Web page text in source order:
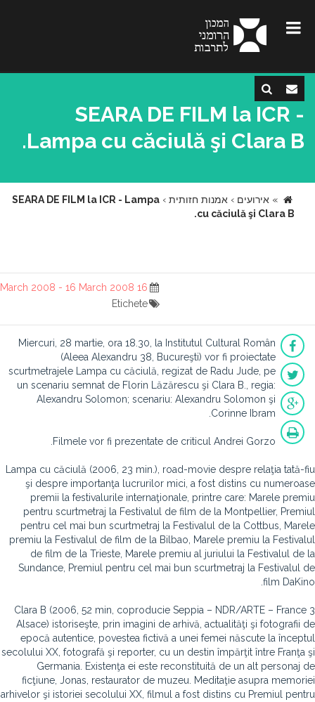
SEARA DE FILM la ICR -
Lampa cu căciulă şi Clara B.
» אירועים › אמנות חזותית ›
SEARA DE FILM la ICR - Lampa
cu căciulă şi Clara B.
16 March 2008 - 16 March 2008
Etichete
Miercuri, 28 martie, ora 18.30, la Institutul Cultural Român
(Aleea Alexandru 38, Bucureşti) vor fi proiectate
scurtmetrajele Lampa cu căciulă, regizat de Radu Jude, pe
un scenariu semnat de Florin Lăzărescu şi Clara B., regia:
Alexandru Solomon; scenariu: Alexandru Solomon şi
Corinne Ibram.
Filmele vor fi prezentate de criticul Andrei Gorzo.
Lampa cu căciulă (2006, 23 min.), road-movie despre relaţia tată-fiu
şi despre importanţa lucrurilor mici, a fost distins cu numeroase
premii la festivalurile internaţionale, printre care: Marele premiu
pentru scurtmetraj la Festivalul de film de la Montpellier, Premiul
pentru cel mai bun scurtmetraj la Festivalul de la Cottbus, Marele
premiu la Festivalul de film de la Bilbao, Marele premiu la Festivalul
de film de la Trieste, Marele premiu al juriului la Festivalul de la
Sundance, Premiul pentru cel mai bun scurtmetraj la Festivalul de
film DaKino.
Clara B (2006, 52 min, coproducie Seppia – NDR/ARTE – France 3
Alsace) istoriseşte, prin imagini de arhivă, actualităţi şi fotografii de
epocă autentice, povestea fictivă a unei femei născute la începtul
secolului XX, fotografă şi reporter, cu un destin împărţit între Franţa şi
Germania. Existenţa ei este reconstituită de un alt personaj de
ficţiune, Jonas, restaurator de muzeu. Meditaţie asupra memoriei
arhivelor şi istoriei secolului XX, filmul a fost distins cu Premiul pentru